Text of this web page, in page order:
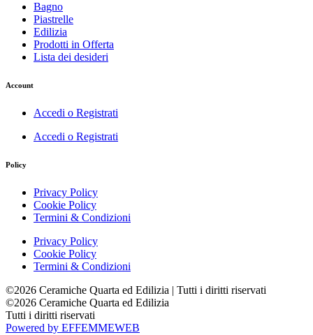
Bagno
Piastrelle
Edilizia
Prodotti in Offerta
Lista dei desideri
Account
Accedi o Registrati
Accedi o Registrati
Policy
Privacy Policy
Cookie Policy
Termini & Condizioni
Privacy Policy
Cookie Policy
Termini & Condizioni
©2026 Ceramiche Quarta ed Edilizia | Tutti i diritti riservati
©2026 Ceramiche Quarta ed Edilizia
Tutti i diritti riservati
Powered by EFFEMMEWEB